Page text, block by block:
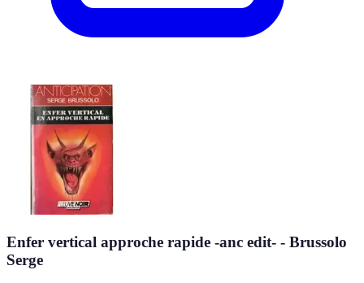
Enfer vertical approche rapide -anc edit- - Brussolo
Serge